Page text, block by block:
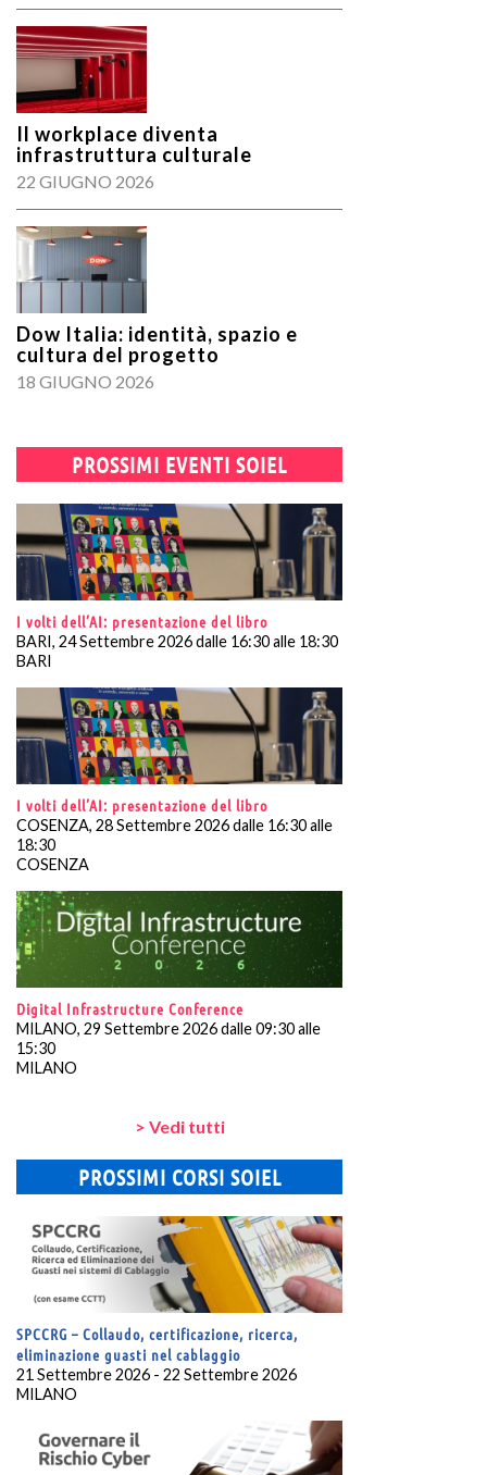
Il workplace diventa
infrastruttura culturale
22 GIUGNO 2026
Dow Italia: identità, spazio e
cultura del progetto
18 GIUGNO 2026
PROSSIMI EVENTI SOIEL
I volti dell’AI: presentazione del libro
BARI, 24 Settembre 2026 dalle 16:30 alle 18:30
BARI
I volti dell’AI: presentazione del libro
COSENZA, 28 Settembre 2026 dalle 16:30 alle
18:30
COSENZA
Digital Infrastructure Conference
MILANO, 29 Settembre 2026 dalle 09:30 alle
15:30
MILANO
> Vedi tutti
PROSSIMI CORSI SOIEL
SPCCRG – Collaudo, certificazione, ricerca,
eliminazione guasti nel cablaggio
21 Settembre 2026 - 22 Settembre 2026
MILANO